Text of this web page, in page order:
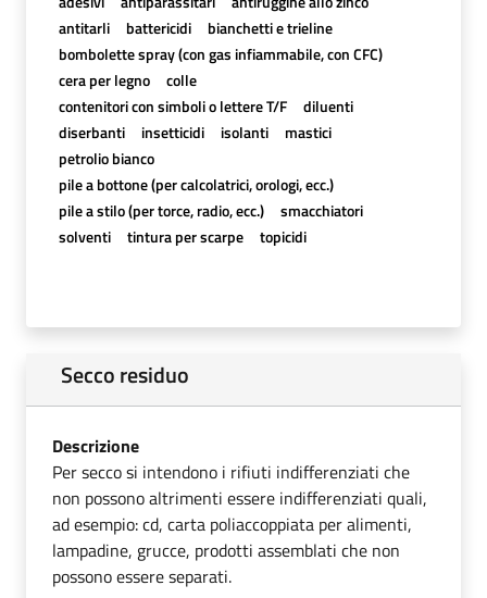
antitarli
battericidi
bianchetti e trieline
bombolette spray (con gas infiammabile, con CFC)
cera per legno
colle
contenitori con simboli o lettere T/F
diluenti
diserbanti
insetticidi isolanti
mastici
petrolio bianco
pile a bottone (per calcolatrici, orologi, ecc.)
pile a stilo (per torce, radio, ecc.)
smacchiatori
solventi
tintura per scarpe topicidi
Secco residuo
Descrizione
Per secco si intendono i rifiuti indifferenziati che
non possono altrimenti essere indifferenziati quali,
ad esempio: cd, carta poliaccoppiata per alimenti,
lampadine, grucce, prodotti assemblati che non
possono essere separati.